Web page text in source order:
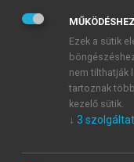
Adatkezelési
veszem és
Általános
mersz.huoldalak
tudomásul
Ezek a sütik
nem tilthatják
tartoznak
kezelő sütik.
↓ 3